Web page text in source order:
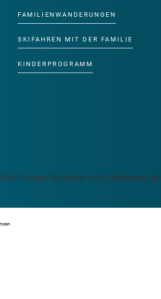
Huisile-Schlucht zum Glecksee
FAMILIENWANDERUNGEN
SKIFAHREN MIT DER FAMILIE
KINDERPROGRAMM